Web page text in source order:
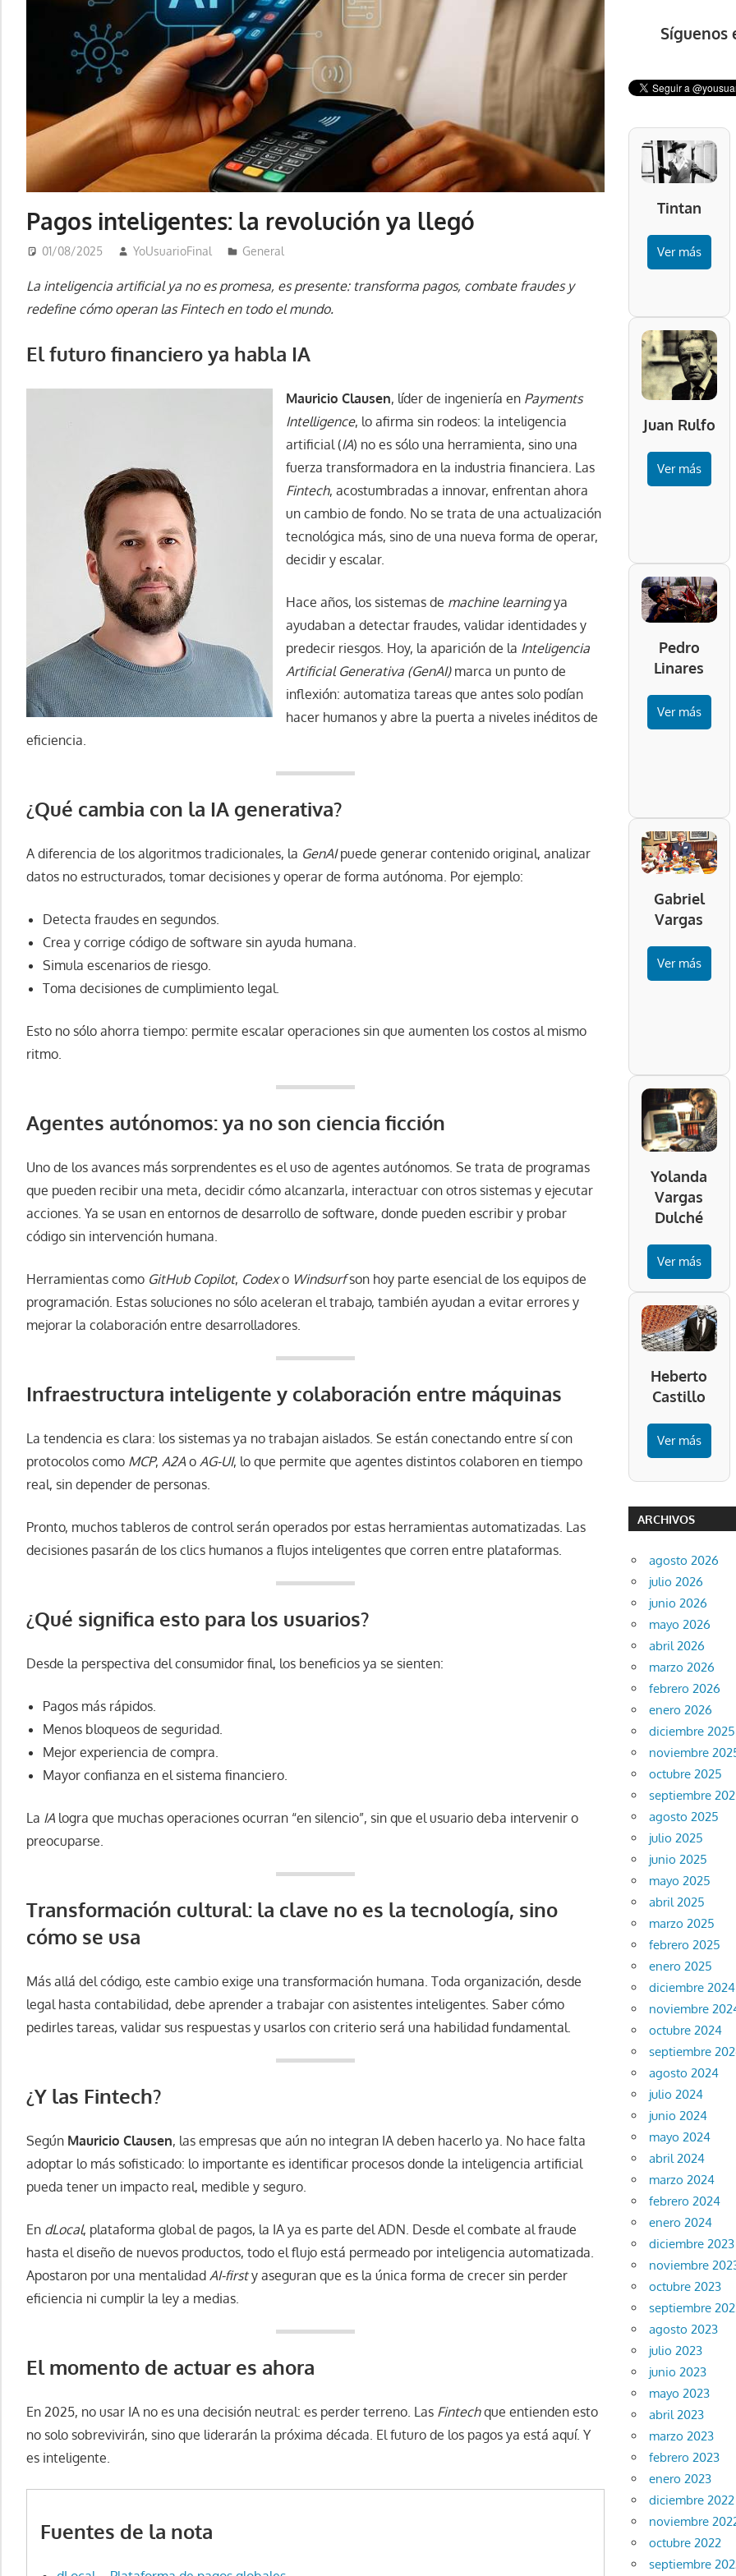
Pagos inteligentes: la revolución ya llegó
01/08/2025 YoUsuarioFinal General
La inteligencia artificial ya no es promesa, es presente: transforma pagos, combate fraudes y
redefine cómo operan las Fintech en todo el mundo.
El futuro financiero ya habla IA
Mauricio Clausen, líder de ingeniería en Payments
Intelligence, lo afirma sin rodeos: la inteligencia
artificial (IA) no es sólo una herramienta, sino una
fuerza transformadora en la industria financiera. Las
Fintech, acostumbradas a innovar, enfrentan ahora
un cambio de fondo. No se trata de una actualización
tecnológica más, sino de una nueva forma de operar,
decidir y escalar.
Hace años, los sistemas de machine learningya
ayudaban a detectar fraudes, validar identidades y
predecir riesgos. Hoy, la aparición de la Inteligencia
Artificial Generativa (GenAI)marca un punto de
inflexión: automatiza tareas que antes solo podían
hacer humanos y abre la puerta a niveles inéditos de
eficiencia.
¿Qué cambia con la IA generativa?
A diferencia de los algoritmos tradicionales, la GenAIpuede generar contenido original, analizar
datos no estructurados, tomar decisiones y operar de forma autónoma. Por ejemplo:
Detecta fraudes en segundos.
Crea y corrige código de software sin ayuda humana.
Simula escenarios de riesgo.
Toma decisiones de cumplimiento legal.
Esto no sólo ahorra tiempo: permite escalar operaciones sin que aumenten los costos al mismo
ritmo.
Agentes autónomos: ya no son ciencia ficción
Uno de los avances más sorprendentes es el uso de agentes autónomos. Se trata de programas
que pueden recibir una meta, decidir cómo alcanzarla, interactuar con otros sistemas y ejecutar
acciones. Ya se usan en entornos de desarrollo de software, donde pueden escribir y probar
código sin intervención humana.
Herramientas como GitHub Copilot, Codexo Windsurfson hoy parte esencial de los equipos de
programación. Estas soluciones no sólo aceleran el trabajo, también ayudan a evitar errores y
mejorar la colaboración entre desarrolladores.
Infraestructura inteligente y colaboración entre máquinas
La tendencia es clara: los sistemas ya no trabajan aislados. Se están conectando entre sí con
protocolos como MCP, A2A o AG-UI, lo que permite que agentes distintos colaboren en tiempo
real, sin depender de personas.
Pronto, muchos tableros de control serán operados por estas herramientas automatizadas. Las
decisiones pasarán de los clics humanos a flujos inteligentes que corren entre plataformas.
¿Qué significa esto para los usuarios?
Desde la perspectiva del consumidor final, los beneficios ya se sienten:
Pagos más rápidos.
Menos bloqueos de seguridad.
Mejor experiencia de compra.
Mayor confianza en el sistema financiero.
La IA logra que muchas operaciones ocurran “en silencio”, sin que el usuario deba intervenir o
preocuparse.
Transformación cultural: la clave no es la tecnología, sino
cómo se usa
Más allá del código, este cambio exige una transformación humana. Toda organización, desde
legal hasta contabilidad, debe aprender a trabajar con asistentes inteligentes. Saber cómo
pedirles tareas, validar sus respuestas y usarlos con criterio será una habilidad fundamental.
¿Y las Fintech?
Según Mauricio Clausen, las empresas que aún no integran IA deben hacerlo ya. No hace falta
adoptar lo más sofisticado: lo importante es identificar procesos donde la inteligencia artificial
pueda tener un impacto real, medible y seguro.
En dLocal, plataforma global de pagos, la IA ya es parte del ADN. Desde el combate al fraude
hasta el diseño de nuevos productos, todo el flujo está permeado por inteligencia automatizada.
Apostaron por una mentalidad AI-firsty aseguran que es la única forma de crecer sin perder
eficiencia ni cumplir la ley a medias.
El momento de actuar es ahora
En 2025, no usar IA no es una decisión neutral: es perder terreno. Las Fintechque entienden esto
no solo sobrevivirán, sino que liderarán la próxima década. El futuro de los pagos ya está aquí. Y
es inteligente.
Fuentes de la nota
Síguenos
Tintan
Ver más
Juan Rulfo
Ver más
Pedro
Linares
Ver más
Gabriel
Vargas
Ver más
Yolanda
Vargas
Dulché
Ver más
Heberto
Castillo
Ver más
ARCHIVOS
agosto 2026
julio 2026
junio 2026
mayo 2026
abril 2026
marzo 2026
febrero 2026
enero 2026
diciembre 2025
noviembre
octubre 2025
septiembre
agosto 2025
julio 2025
junio 2025
mayo 2025
abril 2025
marzo 2025
febrero 2025
enero 2025
diciembre 2024
noviembre
octubre 2024
septiembre
agosto 2024
julio 2024
junio 2024
mayo 2024
abril 2024
marzo 2024
febrero 2024
enero 2024
diciembre 2023
noviembre
octubre 2023
septiembre
agosto 2023
julio 2023
junio 2023
mayo 2023
abril 2023
marzo 2023
febrero 2023
enero 2023
diciembre 2022
noviembre
octubre 2022
septiembre